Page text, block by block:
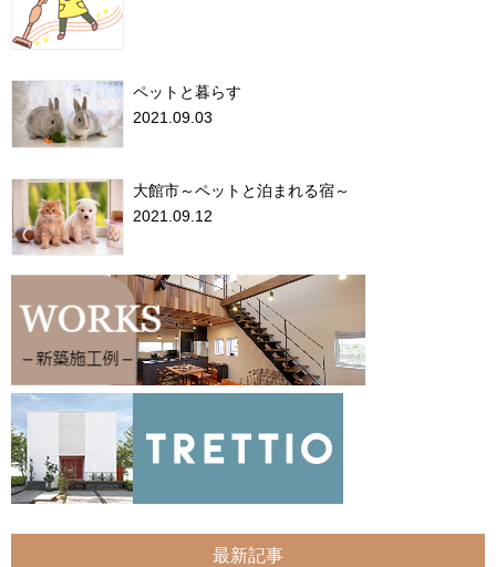
ペットと暮らす
2021.09.03
大館市～ペットと泊まれる宿～
2021.09.12
最新記事